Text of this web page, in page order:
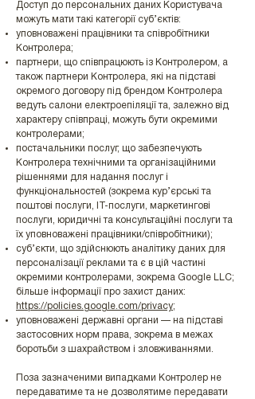
Доступ до персональних даних Користувача
можуть мати такі категорії суб’єктів:
уповноважені працівники та співробітники
Контролера;
партнери, що співпрацюють із Контролером, а
також партнери Контролера, які на підставі
окремого договору під брендом Контролера
ведуть салони електроепіляції та, залежно від
характеру співпраці, можуть бути окремими
контролерами;
постачальники послуг, що забезпечують
Контролера технічними та організаційними
рішеннями для надання послуг і
функціональностей (зокрема кур’єрські та
поштові послуги, IT-послуги, маркетингові
послуги, юридичні та консультаційні послуги та
їх уповноважені працівники/співробітники);
суб’єкти, що здійснюють аналітику даних для
персоналізації реклами та є в цій частині
окремими контролерами, зокрема Google LLC;
більше інформації про захист даних:
https://policies.google.com/privacy;
уповноважені державні органи — на підставі
застосовних норм права, зокрема в межах
боротьби з шахрайством і зловживаннями.
Поза зазначеними випадками Контролер не
передаватиме та не дозволятиме передавати